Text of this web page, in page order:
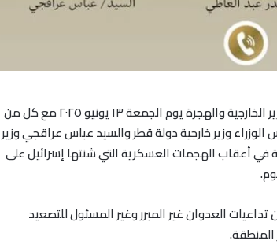
جرى اتصالان هاتفيان بين د. بدر عبد العاطي وزير الخارجية والهجرة يوم الجمعة ١٣ يونيو ٢٠٢٥ مع كل من
وزير خارجية دولة قطر والسيد عباس عراقجي وزير
في أعقاب الهجمات العسكرية التي شنتها إسرائيل على
.
تداعيات العدوان غير المبرر وغير المسئول للتصعيد
المنطقة.